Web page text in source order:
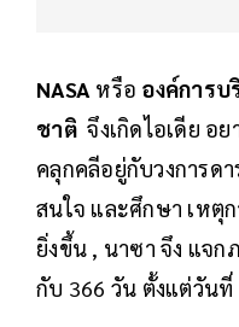
NASA หรือ องค์การ
ชาติจึงเกิดไอเดีย อ
คลุกคลีอยู่กับวงการด
สนใจ และศึกษา เหตุ
ยิ่งขึ้น , นาซา จึง แจก
กับ 366 วัน ตั้งแต่วันที่